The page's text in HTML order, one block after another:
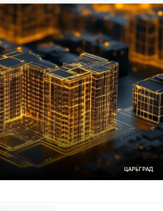
ЦАРЬГРАД